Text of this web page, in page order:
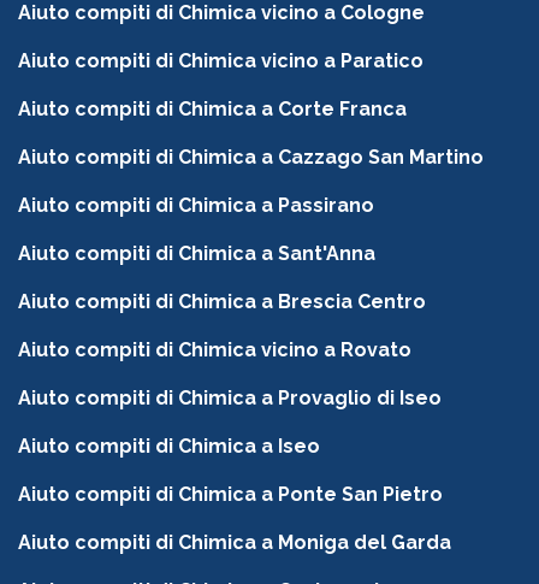
Aiuto compiti di Chimica vicino a Cologne
Aiuto compiti di Chimica vicino a Paratico
Aiuto compiti di Chimica a Corte Franca
Aiuto compiti di Chimica a Cazzago San Martino
Aiuto compiti di Chimica a Passirano
Aiuto compiti di Chimica a Sant'Anna
Aiuto compiti di Chimica a Brescia Centro
Aiuto compiti di Chimica vicino a Rovato
Aiuto compiti di Chimica a Provaglio di Iseo
Aiuto compiti di Chimica a Iseo
Aiuto compiti di Chimica a Ponte San Pietro
Aiuto compiti di Chimica a Moniga del Garda